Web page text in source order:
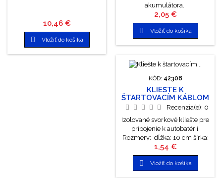
Cena
10,46 €
 Vložiť do košíka
akumulátora.
Cena
2,05 €
 Vložiť do košíka
KÓD: 42308
KLIEŠTE K
ŠTARTOVACÍM KÁBLOM
80A 2KSRecenzia(e): 0
Izolované svorkové kliešte pre
pripojenie k autobatérii.
Rozmery: dĺžka: 10 cm šírka:
1,4 cm
Cena
1,54 €
 Vložiť do košíka